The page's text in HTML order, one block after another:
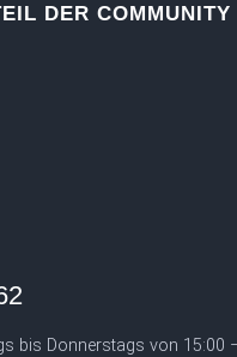
DER COMMUNITY
bis Donnerstags von 15:00